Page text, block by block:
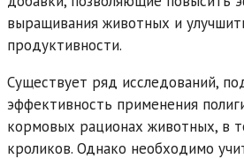
выращивания животных и
продуктивности.
Существует ряд исследований,
эффективность применения
кормовых рационах животных, в
кроликов. Однако необходимо